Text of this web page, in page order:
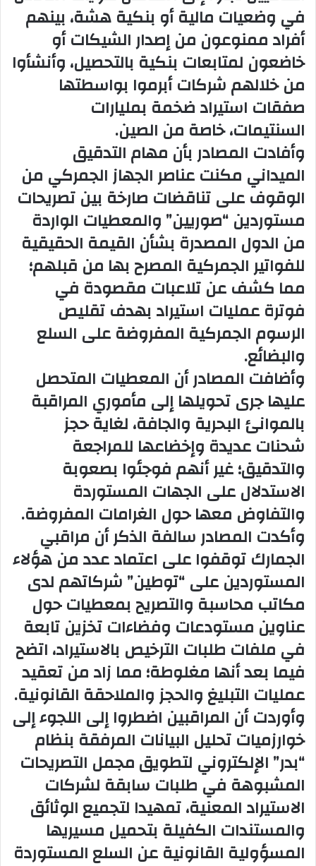
في وضعيات مالية أو بنكية هشة، بينهم
أفراد ممنوعون من إصدار الشيكات أو
خاضعون لمتابعات بنكية بالتحصيل، وأنشأوا
من خلالهم شركات أبرموا بواسطتها
صفقات استيراد ضخمة بمليارات
السنتيمات، خاصة من الصين.
وأفادت المصادر بأن مهام التدقيق
الميداني مكنت عناصر الجهاز الجمركي من
الوقوف على تناقضات صارخة بين تصريحات
مستوردين “صوريين” والمعطيات الواردة
من الدول المصدرة بشأن القيمة الحقيقية
للفواتير الجمركية المصرح بها من قبلهم؛
مما كشف عن تلاعبات مقصودة في
فوترة عمليات استيراد بهدف تقليص
الرسوم الجمركية المفروضة على السلع
والبضائع.
وأضافت المصادر أن المعطيات المتحصل
عليها جرى تحويلها إلى مأموري المراقبة
بالموانئ البحرية والجافة، لغاية حجز
شحنات عديدة وإخضاعها للمراجعة
والتدقيق؛ غير أنهم فوجئوا بصعوبة
الاستدلال على الجهات المستوردة
والتفاوض معها حول الغرامات المفروضة.
وأكدت المصادر سالفة الذكر أن مراقبي
الجمارك توقفوا على اعتماد عدد من هؤلاء
المستوردين على “توطين” شركاتهم لدى
مكاتب محاسبة والتصريح بمعطيات حول
عناوين مستودعات وفضاءات تخزين تابعة
في ملفات طلبات الترخيص بالاستيراد، اتضح
فيما بعد أنها مغلوطة؛ مما زاد من تعقيد
عمليات التبليغ والحجز والملاحقة القانونية.
وأوردت أن المراقبين اضطروا إلى اللجوء إلى
خوارزميات تحليل البيانات المرفقة بنظام
“بدر” الإلكتروني لتطويق مجمل التصريحات
المشبوهة في طلبات سابقة لشركات
الاستيراد المعنية، تمهيدا لتجميع الوثائق
والمستندات الكفيلة بتحميل مسيريها
المسؤولية القانونية عن السلع المستوردة